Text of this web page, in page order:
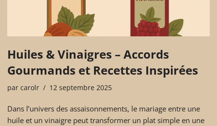
Huiles & Vinaigres – Accords
Gourmands et Recettes Inspirées
par carolr 12 septembre 2025
Dans l’univers des assaisonnements, le mariage entre une
huile et un vinaigre peut transformer un plat simple en une